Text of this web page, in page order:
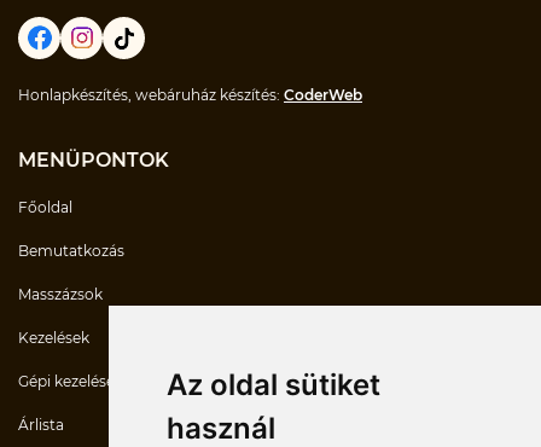
Az oldal sütiket
használ
Honlapkészítés, webáruház készítés: CoderWeb
MENÜPONTOK
Főoldal
Bemutatkozás
Masszázsok
Kezelések
Gépi kezelések
Árlista